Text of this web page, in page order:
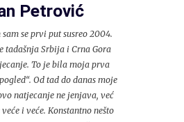
Petrović
sam se prvi put susreo 2004.
tadašnja Srbija i Crna Gora
To je bila moja prva
Od tad do danas moje
natjecanje ne jenjava, već
i veće. Konstantno nešto